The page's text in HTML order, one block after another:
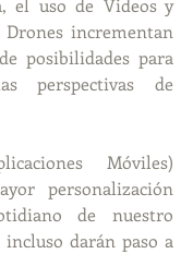
el uso de Videos y
Drones incrementan
posibilidades para
perspectivas de
Móviles)
personalización
de nuestro
darán paso a